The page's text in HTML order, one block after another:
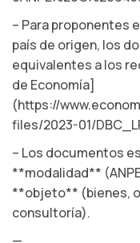
– Para proponentes
país de origen, los
equivalentes a los
de Economía]
(https://
files/2023-01/
– Los documentos
**modalidad**
**objeto** (bienes,
consultoría).